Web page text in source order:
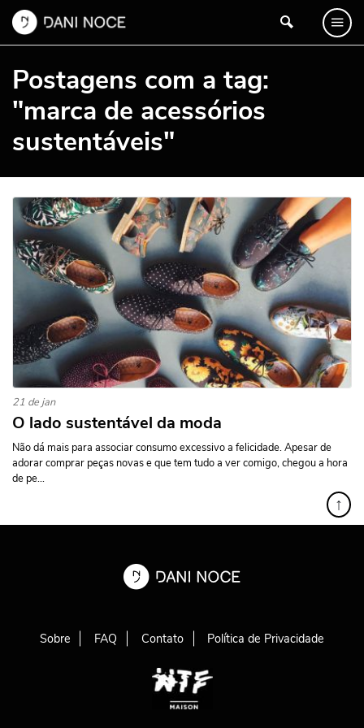
Postagens com a tag:
"marca de acessórios
sustentáveis"
21 de jan
O lado sustentável da moda
Não dá mais para associar consumo excessivo a felicidade. Apesar de
adorar comprar peças novas e que tem tudo a ver comigo, chegou a hora
de pe...
↑
Sobre FAQ Contato Política de Privacidade